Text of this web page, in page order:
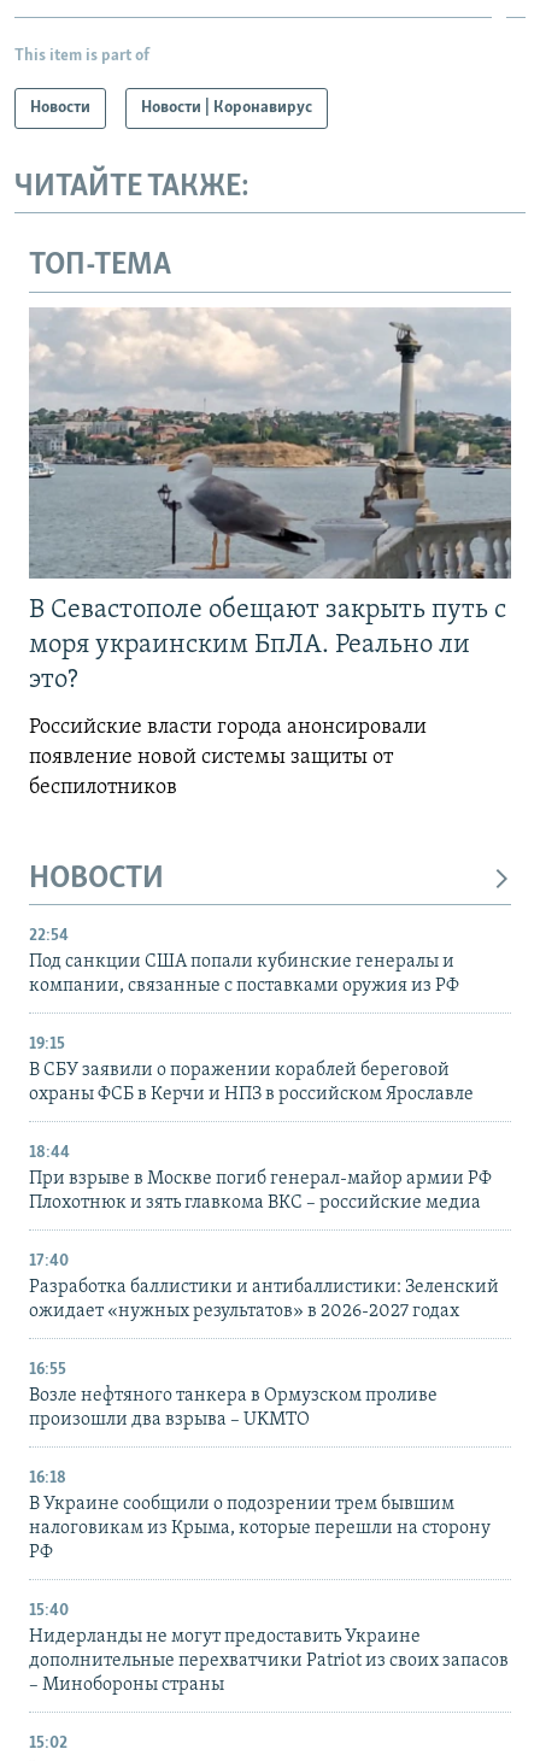
This item is part of
Новости Новости | Коронавирус
ЧИТАЙТЕ ТАКЖЕ:
ТОП-ТЕМА
В Севастополе обещают закрыть путь с
моря украинским БпЛА. Реально ли
это?
Российские власти города анонсировали
появление новой системы защиты от
беспилотников
НОВОСТИ
22:54
Под санкции США попали кубинские генералы и
компании, связанные с поставками оружия из РФ
19:15
В СБУ заявили о поражении кораблей береговой
охраны ФСБ в Керчи и НПЗ в российском Ярославле
18:44
При взрыве в Москве погиб генерал-майор армии РФ
Плохотнюк и зять главкома ВКС – российские медиа
17:40
Разработка баллистики и антибаллистики: Зеленский
ожидает «нужных результатов» в 2026-2027 годах
16:55
Возле нефтяного танкера в Ормузском проливе
произошли два взрыва – UKMTO
16:18
В Украине сообщили о подозрении трем бывшим
налоговикам из Крыма, которые перешли на сторону
РФ
15:40
Нидерланды не могут предоставить Украине
дополнительные перехватчики Patriot из своих запасов
– Минобороны страны
15:02